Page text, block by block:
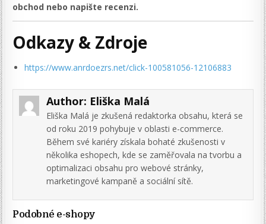
obchod nebo napište recenzi.
Odkazy & Zdroje
https://www.anrdoezrs.net/click-100581056-12106883
Author: Eliška Malá
Eliška Malá je zkušená redaktorka obsahu, která se
od roku 2019 pohybuje v oblasti e-commerce.
Během své kariéry získala bohaté zkušenosti v
několika eshopech, kde se zaměřovala na tvorbu a
optimalizaci obsahu pro webové stránky,
marketingové kampaně a sociální sítě.
Podobné e-shopy